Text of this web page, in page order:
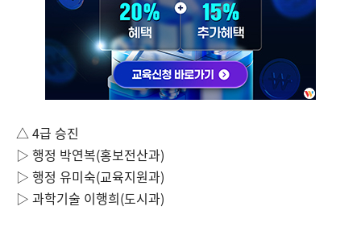
△4급 승진
▷ 행정 박연복(홍보전산과)
▷ 행정 유미숙(교육지원과)
▷ 과학기술 이행희(도시과)